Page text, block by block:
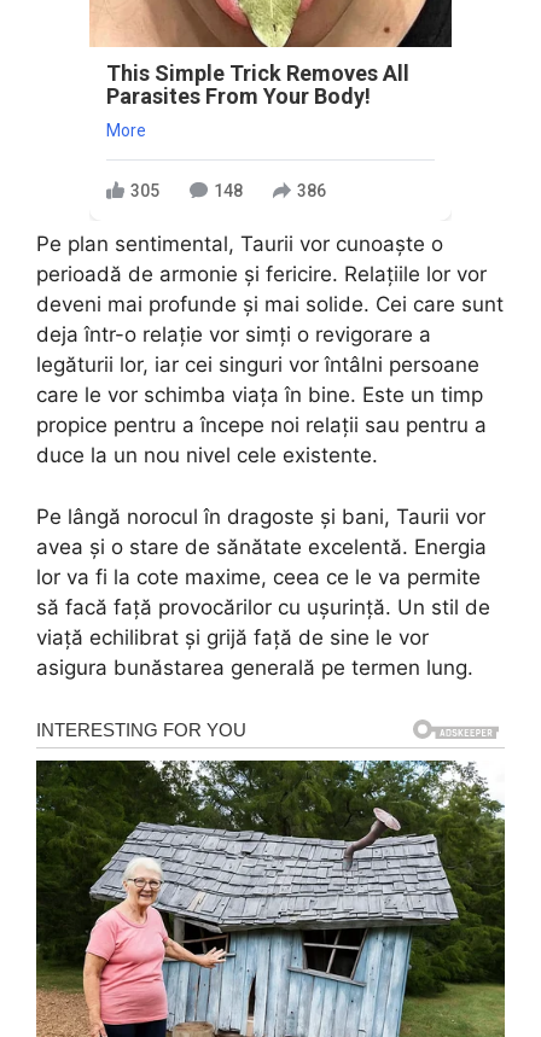
This Simple Trick Removes All
Parasites From Your Body!
More
305 148 386
Pe plan sentimental, Taurii vor cunoaște o
perioadă de armonie și fericire. Relațiile lor vor
deveni mai profunde și mai solide. Cei care sunt
deja într-o relație vor simți o revigorare a
legăturii lor, iar cei singuri vor întâlni persoane
care le vor schimba viața în bine. Este un timp
propice pentru a începe noi relații sau pentru a
duce la un nou nivel cele existente.
Pe lângă norocul în dragoste și bani, Taurii vor
avea și o stare de sănătate excelentă. Energia
lor va fi la cote maxime, ceea ce le va permite
să facă față provocărilor cu ușurință. Un stil de
viață echilibrat și grijă față de sine le vor
asigura bunăstarea generală pe termen lung.